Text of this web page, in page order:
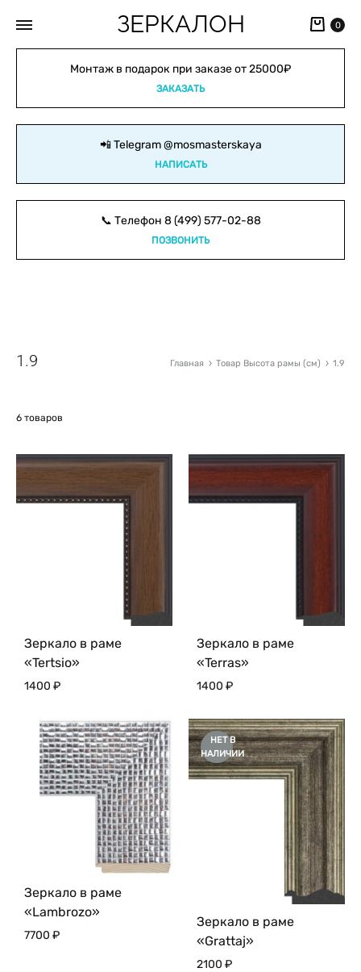
ЗЕРКАЛОН 0
Монтаж в подарок при заказе от 25000₽
ЗАКАЗАТЬ
📲 Telegram@mosmasterskaya
НАПИСАТЬ
📞 Телефон 8 (499) 577-02-88
ПОЗВОНИТЬ
1.9 Главная Товар Высота рамы (см) 1.9
6 товаров
Зеркало в раме
«Tertsio»
1400 ₽
Зеркало в раме
«Terras»
1400 ₽
Зеркало в раме
«Lambrozo»
7700 ₽
НЕТ В
НАЛИЧИИ
Зеркало в раме
«Grattaj»
2100 ₽